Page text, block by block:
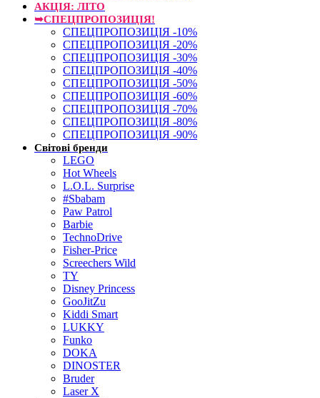
АКЦІЯ: ЛІТО
➥СПЕЦПРОПОЗИЦІЯ!
СПЕЦПРОПОЗИЦІЯ -10%
СПЕЦПРОПОЗИЦІЯ -20%
СПЕЦПРОПОЗИЦІЯ -30%
СПЕЦПРОПОЗИЦІЯ -40%
СПЕЦПРОПОЗИЦІЯ -50%
СПЕЦПРОПОЗИЦІЯ -60%
СПЕЦПРОПОЗИЦІЯ -70%
СПЕЦПРОПОЗИЦІЯ -80%
СПЕЦПРОПОЗИЦІЯ -90%
Світові бренди
LEGO
Hot Wheels
L.O.L. Surprise
#Sbabam
Paw Patrol
Barbie
TechnoDrive
Fisher-Price
Screechers Wild
TY
Disney Princess
GooJitZu
Kiddi Smart
LUKKY
Funko
DOKA
DINOSTER
Bruder
Laser X